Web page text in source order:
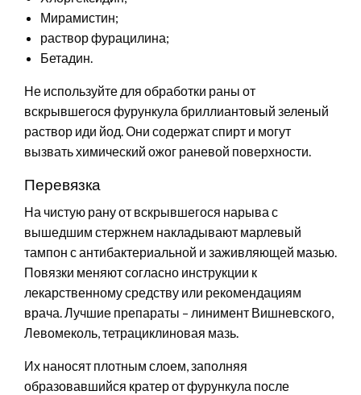
Мирамистин;
раствор фурацилина;
Бетадин.
Не используйте для обработки раны от
вскрывшегося фурункула бриллиантовый зеленый
раствор иди йод. Они содержат спирт и могут
вызвать химический ожог раневой поверхности.
Перевязка
На чистую рану от вскрывшегося нарыва с
вышедшим стержнем накладывают марлевый
тампон с антибактериальной и заживляющей мазью.
Повязки меняют согласно инструкции к
лекарственному средству или рекомендациям
врача. Лучшие препараты – линимент Вишневского,
Левомеколь, тетрациклиновая мазь.
Их наносят плотным слоем, заполняя
образовавшийся кратер от фурункула после